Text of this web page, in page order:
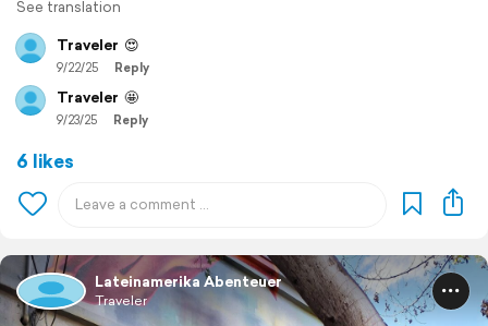
See translation
Traveler 😍
9/22/25 Reply
Traveler 🤩
9/23/25 Reply
6 likes
Lateinamerika Abenteuer
Traveler